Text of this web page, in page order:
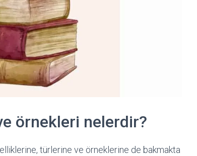
örnekleri nelerdir?
türlerine ve örneklerine de bakmakta